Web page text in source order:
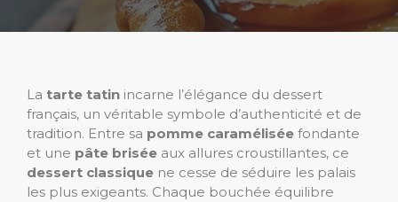
La tarte tatin incarne l’élégance du dessert
français, un véritable symbole d’authenticité et de
tradition. Entre sa pomme caramélisée fondante
et une pâte brisée aux allures croustillantes, ce
dessert classique ne cesse de séduire les palais
les plus exigeants. Chaque bouchée équilibre